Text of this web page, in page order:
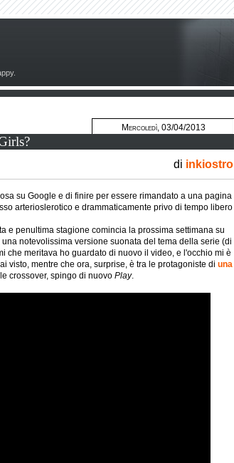
Mercoledì, 03/04/2013
di inkiostro
su Google e di finire per essere rimandato a una pagina
arterioslerotico e drammaticamente privo di tempo libero
e penultima stagione comincia la prossima settimana su
notevolissima versione suonata del tema della serie (di
che meritava ho guardato di nuovo il video, e l'occhio mi è
visto, mentre che ora, surprise, è tra le protagoniste di una
crossover, spingo di nuovo Play.